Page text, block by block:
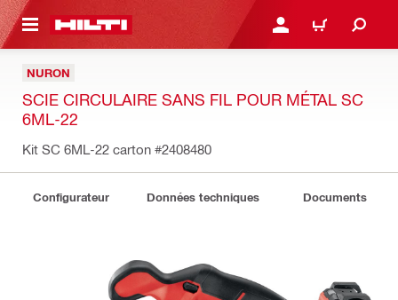
CONTENT CONNEXION OU
PANIER
NURON
SCIE CIRCULAIRE SANS FIL POUR MÉTAL SC
6ML-22
Kit SC 6ML-22 carton #2408480
Configurateur Données techniques Documents